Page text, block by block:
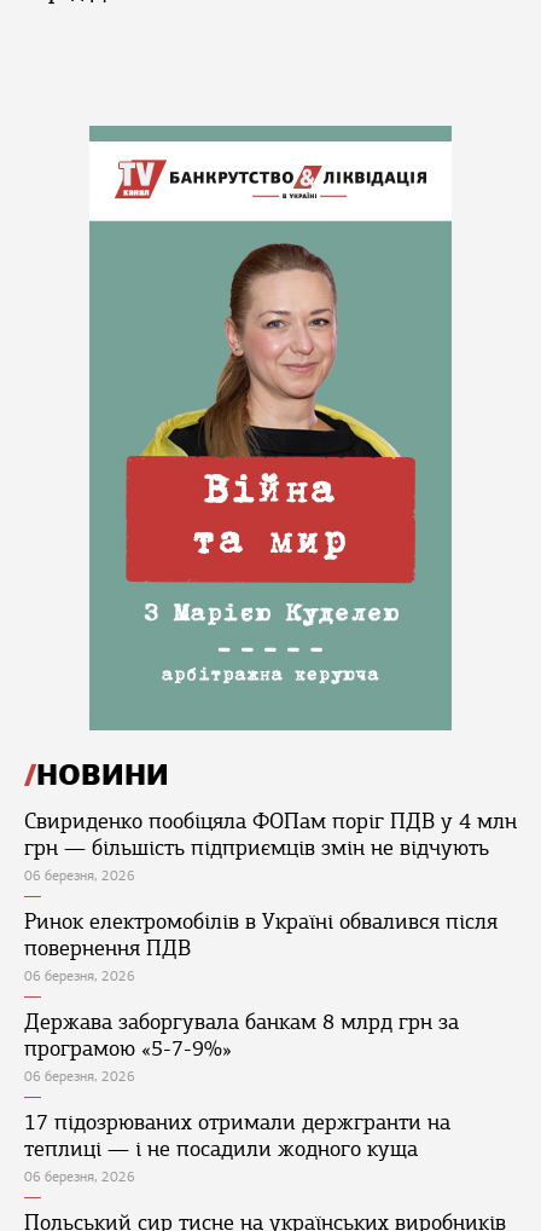
НОВИНИ
Свириденко пообіцяла ФОПам поріг ПДВ у 4 млн
грн — більшість підприємців змін не відчують
06 березня, 2026
Ринок електромобілів в Україні обвалився після
повернення ПДВ
06 березня, 2026
Держава заборгувала банкам 8 млрд грн за
програмою «5-7-9%»
06 березня, 2026
17 підозрюваних отримали держгранти на
теплиці — і не посадили жодного куща
06 березня, 2026
Польський сир тисне на українських виробників